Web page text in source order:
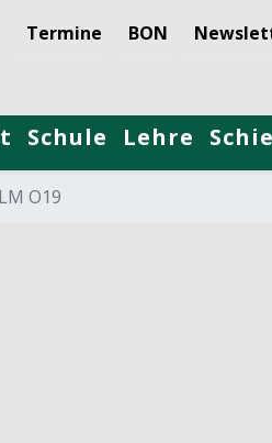
Termine BON
Schule Lehre
O19